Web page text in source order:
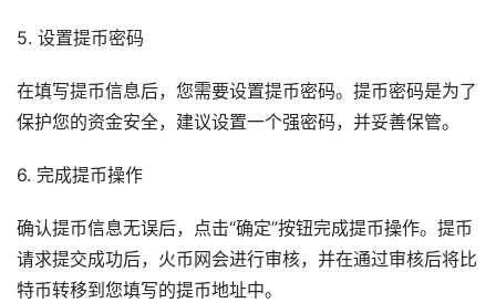
5. 设置提币密码
在填写提币信息后，您需要设置提币密码。提币密码是为了
保护您的资金安全，建议设置一个强密码，并妥善保管。
6. 完成提币操作
确认提币信息无误后，点击“确定”按钮完成提币操作。提币
请求提交成功后，火币网会进行审核，并在通过审核后将比
特币转移到您填写的提币地址中。